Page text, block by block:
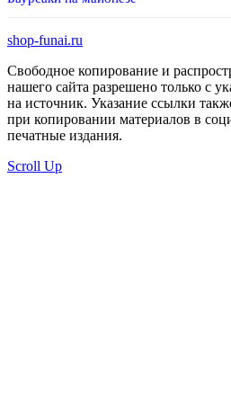
shop-funai.ru
Свободное копирование и
нашего сайта разрешено только с
на источник. Указание ссылки
при копировании материалов в
печатные издания.
Scroll Up